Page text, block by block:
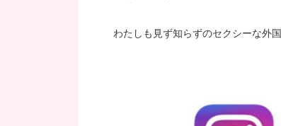
わたしも見ず知らずのセクシーな外